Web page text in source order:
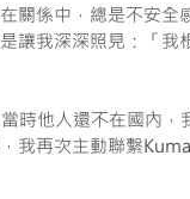
關係中，總是不安全
讓我深深照見：「我
時他人還不在國內，
我再次主動聯繫